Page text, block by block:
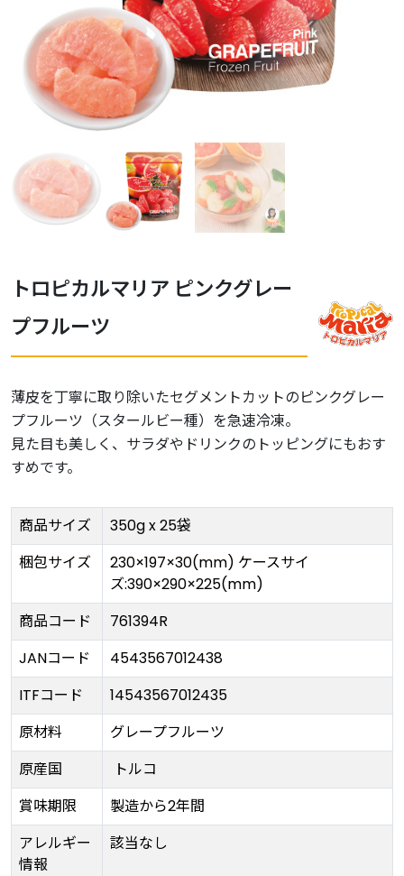
トロピカルマリア ピンクグレー
プフルーツ
薄皮を丁寧に取り除いたセグメントカットのピンクグレー
プフルーツ（スタールビー種）を急速冷凍。
見た目も美しく、サラダやドリンクのトッピングにもおす
すめです。
商品サイズ
350g x 25袋
梱包サイズ
230×197×30(mm) ケースサイ
ズ:390×290×225(mm)
商品コード
761394R
JANコード
4543567012438
ITFコード
14543567012435
原材料
グレープフルーツ
原産国
トルコ
賞味期限
製造から2年間
アレルギー
情報
該当なし